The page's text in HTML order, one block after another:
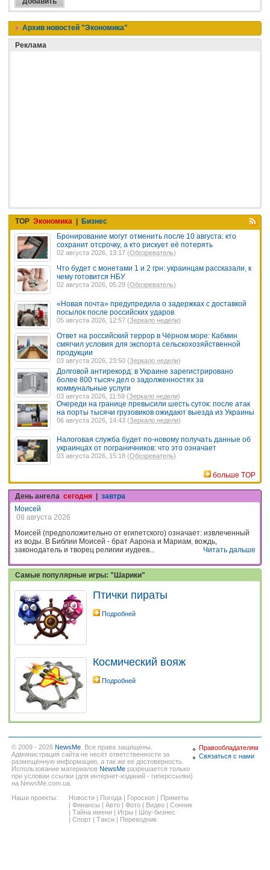
Архив новостей "Экономика"
Реклама
TOP Экономика | Бизнес
Бронирование могут отменить после 10 августа: кто
сохранит отсрочку, а кто рискует её потерять
02 августа 2026, 13:17 (Обозреватель)
Что будет с монетами 1 и 2 грн: украинцам рассказали, к
чему готовится НБУ
02 августа 2026, 05:29 (Обозреватель)
«Новая почта» предупредила о задержках с доставкой
посылок после российских ударов
05 августа 2026, 12:57 (Зеркало недели)
Ответ на российский террор в Чёрном море: Кабмин
смягчил условия для экспорта сельскохозяйственной
продукции
03 августа 2026, 23:50 (Зеркало недели)
Долговой антирекорд: в Украине зарегистрировано
более 800 тысяч дел о задолженностях за
коммунальные услуги
03 августа 2026, 11:59 (Зеркало недели)
Очереди на границе превысили шесть суток: после атак
на порты тысячи грузовиков ожидают выезда из Украины
06 августа 2026, 14:43 (Зеркало недели)
Налоговая служба будет по-новому получать данные об
украинцах от пограничников: что это означает
03 августа 2026, 15:18 (Обозреватель)
больше TOP
День ангела сегодня
завтра
Моисей
08 августа 2026
Моисей (предположительно от египетского) означает: извлеченный
из воды. В Библии Моисей - брат Аарона и Мариам, вождь,
законодатель и творец религии иудеев...
Читать дальше
Самые популярные игры: "Шарики"
Птички пираты
Подробней
Космический вояж
Подробней
© 2009 - 2026 NewsMe . Все права защищены.
Администрация сайта не несёт ответственности за
размещённую информацию, а так же ее достоверность.
Использование материалов NewsMe разрешается только
при условии ссылки (для интернет-изданий - гиперссылки)
на NewsMe.com.ua.
Наши проекты:
Новости | Погода | Гороскоп | Приметы
| Финансы | Авто | Фото | Видео | Сонник
| Тайна имени | Игры | Шоу-бизнес
| Спорт | Такси | Переводчик
Правообладателям
Связаться с нами